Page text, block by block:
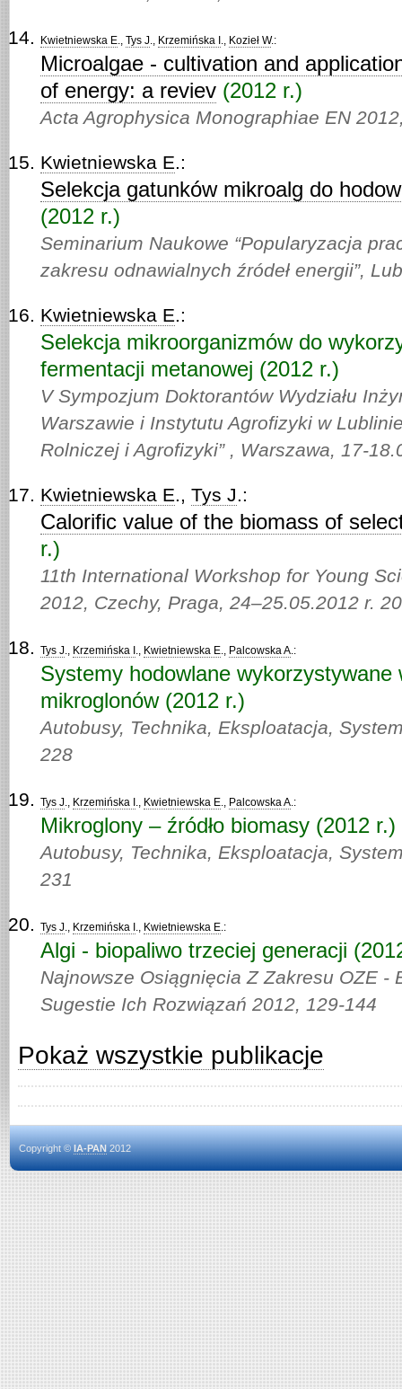
Kwietniewska E., Tys J., Krzemińska I ., Kozieł W.:
Microalgae - cultivation and
of energy: a reviev (2012 r.)
Acta Agrophysica Monographiae EN
Kwietniewska E.:
Selekcja gatunków mikroalg do
(2012 r.)
Seminarium Naukowe “Popularyzacja
zakresu odnawialnych źródeł energii”,
Kwietniewska E.:
Selekcja mikroorganizmów do
fermentacji metanowej (2012 r.)
V Sympozjum Doktorantów Wydziału
Warszawie i Instytutu Agrofizyki w
Rolniczej i Agrofizyki” , Warszawa, 17-
Kwietniewska E., Tys J.:
Calorific value of the biomass of
r.)
11th International Workshop for Young
2012, Czechy, Praga, 24–25.05.2012 r.
Tys J., Krzemińska I ., Kwietniewska E., Palcowska A.:
Systemy hodowlane wykorzystywane
mikroglonów (2012 r.)
Autobusy, Technika, Eksploatacja,
228
Tys J., Krzemińska I ., Kwietniewska E., Palcowska A.:
Mikroglony – źródło biomasy (2012 r.)
Autobusy, Technika, Eksploatacja,
231
Tys J., Krzemińska I ., Kwietniewska E.:
Algi - biopaliwo trzeciej generacji
Najnowsze Osiągnięcia Z Zakresu OZE -
Sugestie Ich Rozwiązań 2012, 129-144
Pokaż wszystkie publikacje
Copyright ©IA-PAN2012